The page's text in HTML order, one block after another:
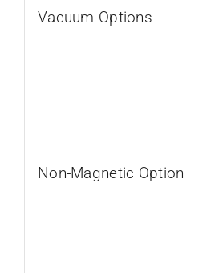
Vacuum Options
Non-Magnetic Option